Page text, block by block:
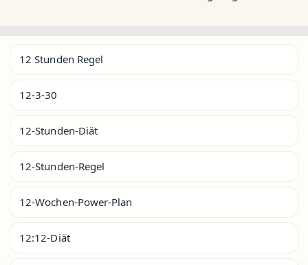
12 Stunden Regel
12-3-30
12-Stunden-Diät
12-Stunden-Regel
12-Wochen-Power-Plan
12:12-Diät